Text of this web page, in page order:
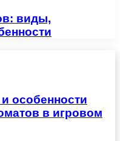
виды,
особенности
в игровом